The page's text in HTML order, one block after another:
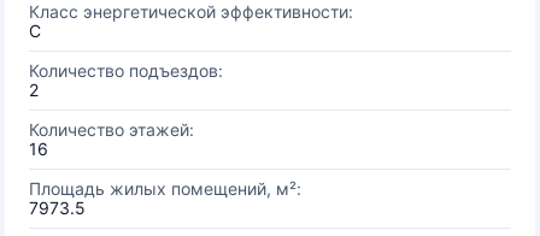
Класс энергетической эффективности:
C
Количество подъездов:
2
Количество этажей:
16
Площадь жилых помещений, м²:
7973.5